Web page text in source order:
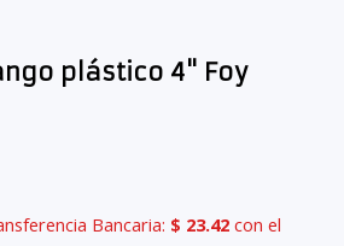
plástico 4" Foy
Bancaria: $ 23.42 con el